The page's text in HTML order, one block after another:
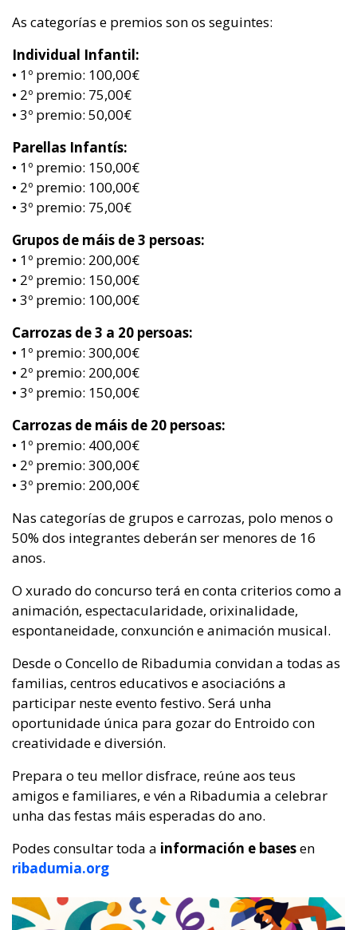
As categorías e premios son os seguintes:
Individual Infantil:
• 1º premio: 100,00€
• 2º premio: 75,00€
• 3º premio: 50,00€
Parellas Infantís:
• 1º premio: 150,00€
• 2º premio: 100,00€
• 3º premio: 75,00€
Grupos de máis de 3 persoas:
• 1º premio: 200,00€
• 2º premio: 150,00€
• 3º premio: 100,00€
Carrozas de 3 a 20 persoas:
• 1º premio: 300,00€
• 2º premio: 200,00€
• 3º premio: 150,00€
Carrozas de máis de 20 persoas:
• 1º premio: 400,00€
• 2º premio: 300,00€
• 3º premio: 200,00€
Nas categorías de grupos e carrozas, polo menos o
50% dos integrantes deberán ser menores de 16
anos.
O xurado do concurso terá en conta criterios como a
animación, espectacularidade, orixinalidade,
espontaneidade, conxunción e animación musical.
Desde o Concello de Ribadumia convidan a todas as
familias, centros educativos e asociacións a
participar neste evento festivo. Será unha
oportunidade única para gozar do Entroido con
creatividade e diversión.
Prepara o teu mellor disfrace, reúne aos teus
amigos e familiares, e vén a Ribadumia a celebrar
unha das festas máis esperadas do ano.
Podes consultar toda a información e basesen
ribadumia.org